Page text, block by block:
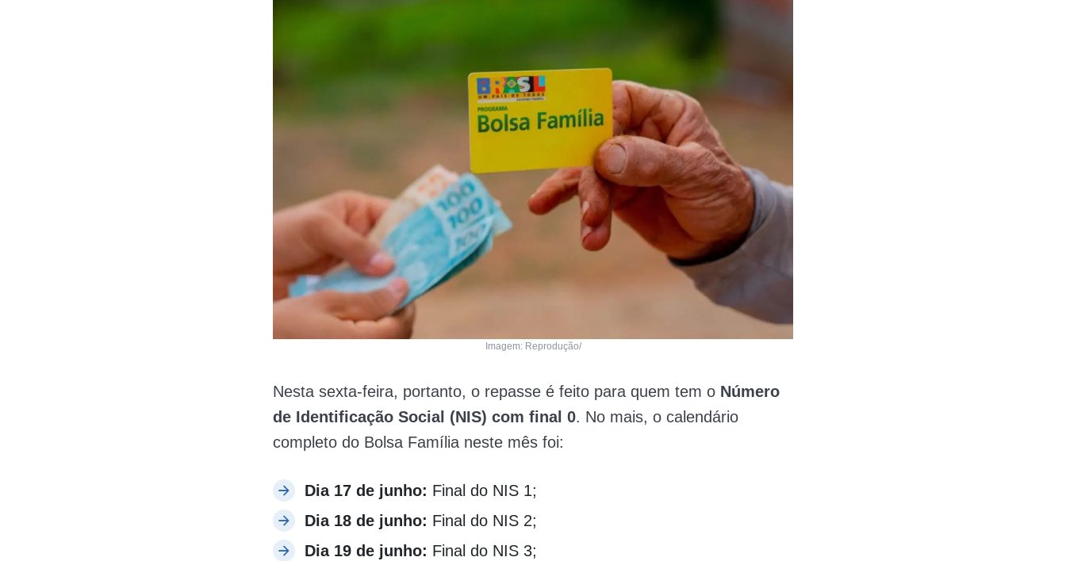
Imagem: Reprodução/
Nesta sexta-feira, portanto, o repasse é feito para quem tem o Número
de Identificação Social (NIS) com final 0. No mais, o calendário
completo do Bolsa Família neste mês foi:
Dia 17 de junho: Final do NIS 1;
Dia 18 de junho: Final do NIS 2;
Dia 19 de junho: Final do NIS 3;